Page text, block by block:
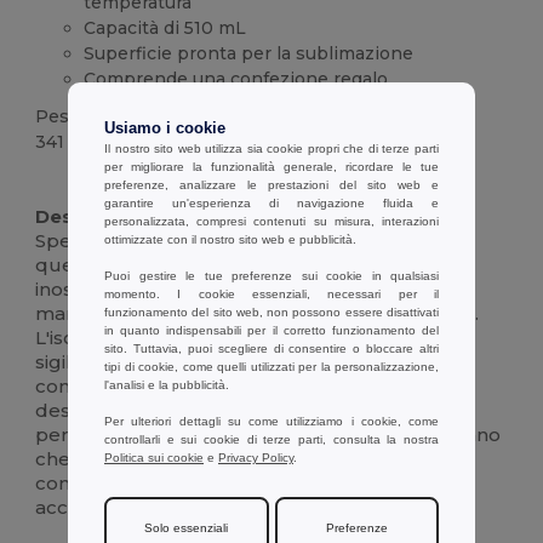
Capacità di 510 mL
Superficie pronta per la sublimazione
Comprende una confezione regalo
Peso
341 g.
Alta disponibilità
Descrizione :
Sperimentate un'idratazione di alto livello con
questa elegante bottiglia thermos in acciaio
inossidabile a sublimazione, progettata per
mantenere le bevande calde o fredde per ore.
L'isolamento a doppia parete e il coperchio
sigillato sottovuoto garantiscono la massima
conservazione della temperatura, mentre il
design elegante offre una
personalizzazione. Ideale sia per l'uso quotidiano
che per i regali, questa bottiglia da 510 ml
combina praticità ed eleganza, rendendola un
accessorio essenziale per qualsiasi stile di vita.
Usiamo i cookie
Il nostro sito web utilizza sia cookie propri che di terze parti
per migliorare la funzionalità generale, ricordare le tue
preferenze, analizzare le prestazioni del sito web e
garantire un'esperienza di navigazione fluida e
personalizzata, compresi contenuti su misura, interazioni
ottimizzate con il nostro sito web e pubblicità.
Puoi gestire le tue preferenze sui cookie in qualsiasi
momento. I cookie essenziali, necessari per il
funzionamento del sito web, non possono essere disattivati
in quanto indispensabili per il corretto funzionamento del
sito. Tuttavia, puoi scegliere di consentire o bloccare altri
tipi di cookie, come quelli utilizzati per la personalizzazione,
l'analisi e la pubblicità.
Per ulteriori dettagli su come utilizziamo i cookie, come
controllarli e sui cookie di terze parti, consulta la nostra
Politica sui cookie e Privacy Policy.
Solo essenziali Preferenze